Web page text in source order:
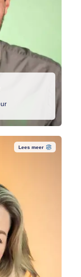
Lees meer